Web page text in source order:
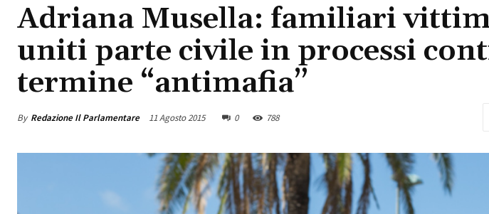
Adriana Musella: familiari
uniti parte civile in processi
termine “antimafia”
By Redazione Il Parlamentare 11 Agosto 2015 0 788